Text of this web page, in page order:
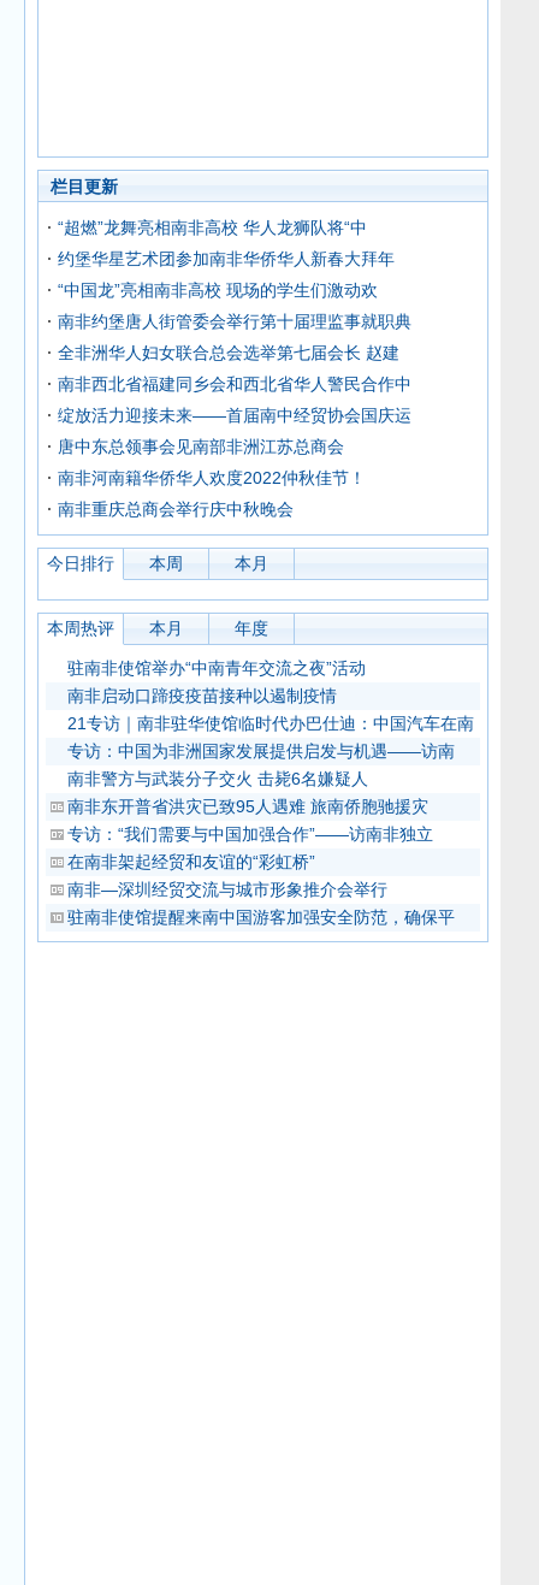
栏目更新
“超燃”龙舞亮相南非高校 华人龙狮队将“中
约堡华星艺术团参加南非华侨华人新春大拜年
“中国龙”亮相南非高校 现场的学生们激动欢
南非约堡唐人街管委会举行第十届理监事就职典
全非洲华人妇女联合总会选举第七届会长 赵建
南非西北省福建同乡会和西北省华人警民合作中
绽放活力迎接未来——首届南中经贸协会国庆运
唐中东总领事会见南部非洲江苏总商会
南非河南籍华侨华人欢度2022仲秋佳节！
南非重庆总商会举行庆中秋晚会
今日排行 本周 本月
本周热评 本月 年度
驻南非使馆举办“中南青年交流之夜”活动
南非启动口蹄疫疫苗接种以遏制疫情
21专访｜南非驻华使馆临时代办巴仕迪：中国汽车在南
专访：中国为非洲国家发展提供启发与机遇——访南
南非警方与武装分子交火 击毙6名嫌疑人
南非东开普省洪灾已致95人遇难 旅南侨胞驰援灾
专访：“我们需要与中国加强合作”——访南非独立
在南非架起经贸和友谊的“彩虹桥”
南非—深圳经贸交流与城市形象推介会举行
驻南非使馆提醒来南中国游客加强安全防范，确保平